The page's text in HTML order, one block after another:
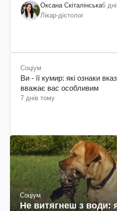
Оксана Скіталінська6
Лікар-дієтолог
Соціум
Ви - її кумир: які ознаки
вважає вас особливим
7 днів тому
Соціум
Не витягнеш з води: